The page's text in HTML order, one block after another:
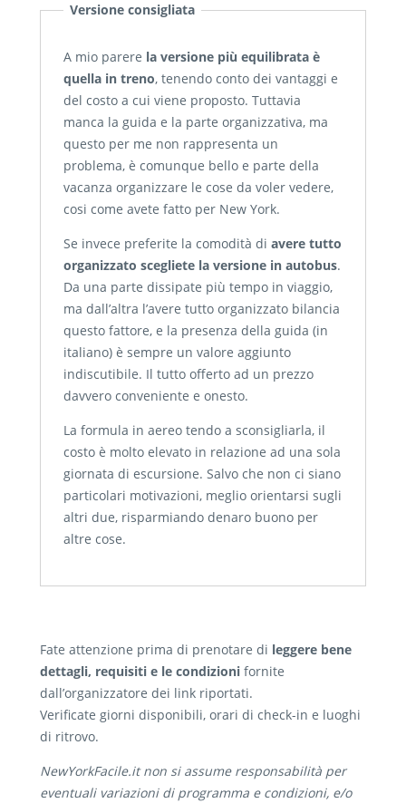
Versione consigliata
A mio parere la versione più equilibrata è
quella in treno, tenendo conto dei vantaggi e
del costo a cui viene proposto. Tuttavia
manca la guida e la parte organizzativa, ma
questo per me non rappresenta un
problema, è comunque bello e parte della
vacanza organizzare le cose da voler vedere,
cosi come avete fatto per New York.
Se invece preferite la comodità diavere tutto
organizzato scegliete la versione in autobus.
Da una parte dissipate più tempo in viaggio,
ma dall’altra l’avere tutto organizzato bilancia
questo fattore, e la presenza della guida (in
italiano) è sempre un valore aggiunto
indiscutibile. Il tutto offerto ad un prezzo
davvero conveniente e onesto.
La formula in aereo tendo a sconsigliarla, il
costo è molto elevato in relazione ad una sola
giornata di escursione. Salvo che non ci siano
particolari motivazioni, meglio orientarsi sugli
altri due, risparmiando denaro buono per
altre cose.
Fate attenzione prima di prenotare di leggere bene
dettagli, requisiti e le condizioni fornite
dall’organizzatore dei link riportati.
Verificate giorni disponibili, orari di check-in e luoghi
di ritrovo.
NewYorkFacile.it non si assume responsabilità per
eventuali variazioni di programma e condizioni, e/o